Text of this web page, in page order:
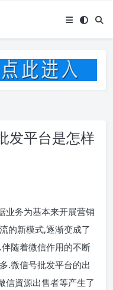
发平台是怎样
务为基本来开展营销
的新模式,逐渐变成了
随着微信作用的不断
.微信号批发平台的出
信資源出售者等产生了